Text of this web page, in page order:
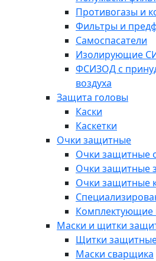
Противогазы и
Фильтры и
Самоспасатели
Изолирующие
ФСИЗОД с
воздуха
Защита головы
Каски
Каскетки
Очки защитные
Очки защитные
Очки защитные
Очки защитные
Комплектующие
Маски и щитки
Щитки
Маски сварщика